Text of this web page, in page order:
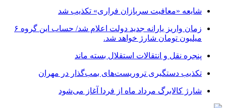
شایعه «معافیت سربازان فراری» تکذیب شد
زمان واریز یارانه جدید دولت اعلام شد/ حساب این گروه ۶
میلیون تومان شارژ خواهد شد.
پنجره‌ نقل و انتقالات استقلال بسته ماند
تکذیب دستگیری تروریست‌های بمب‌گذار در مهران
شارژ کالابرگ مرداد ماه از فردا آغاز می‌شود